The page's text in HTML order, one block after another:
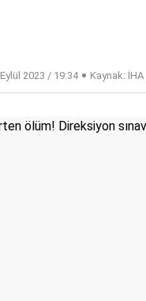
2023 / 19:34 Kaynak: İHA